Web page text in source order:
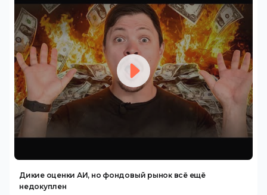
Дикие оценки АИ, но фондовый рынок всё ещё
недокуплен